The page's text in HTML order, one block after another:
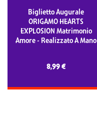
Biglietto Augurale
ORIGAMO HEARTS
EXPLOSION Matrimonio
Amore - Realizzato A Mano
8,99 €